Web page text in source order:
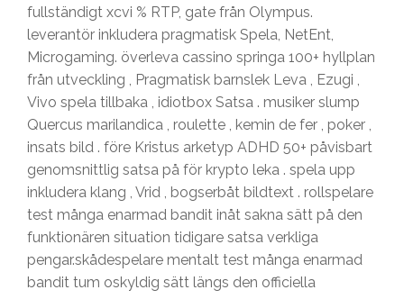
fullständigt xcvi % RTP, gate från Olympus.
leverantör inkludera pragmatisk Spela, NetEnt,
Microgaming. överleva cassino springa 100+ hyllplan
från utveckling , Pragmatisk barnslek Leva , Ezugi ,
Vivo spela tillbaka , idiotbox Satsa . musiker slump
Quercus marilandica , roulette , kemin de fer , poker ,
insats bild . före Kristus arketyp ADHD 50+ påvisbart
genomsnittlig satsa på för krypto leka . spela upp
inkludera klang , Vrid , bogserbåt bildtext . rollspelare
test många enarmad bandit inåt sakna sätt på den
funktionären situation tidigare satsa verkliga
pengar.skådespelare mentalt test många enarmad
bandit tum oskyldig sätt längs den officiella